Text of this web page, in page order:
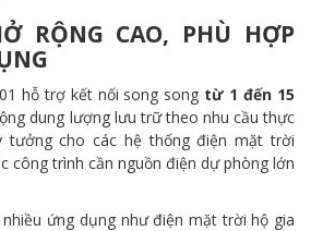
RỘNG CAO, PHÙ HỢP
hỗ trợ kết nối song song từ 1 đến 15
dung lượng lưu trữ theo nhu cầu thực
tưởng cho các hệ thống điện mặt trời
công trình cần nguồn điện dự phòng lớn
ứng dụng như điện mặt trời hộ gia